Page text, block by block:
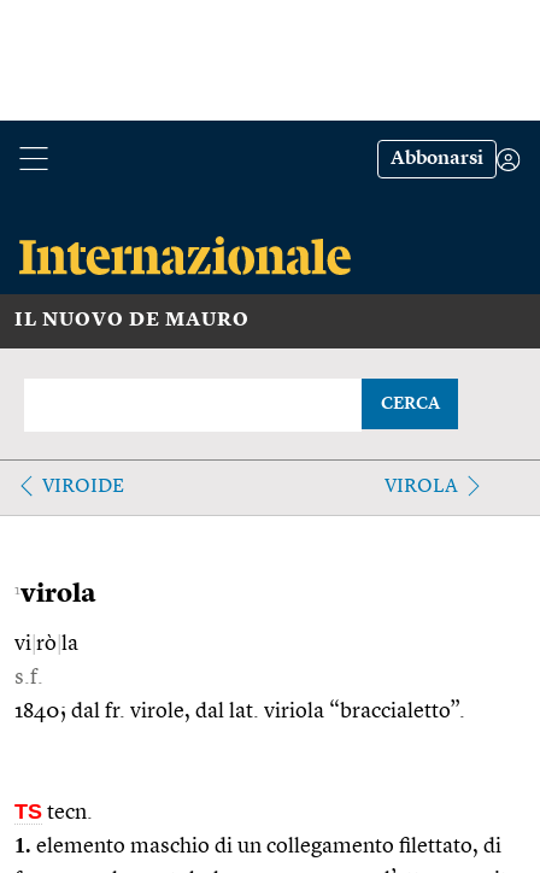
Abbonarsi
IL NUOVO DE MAURO
CERCA
VIROIDE VIROLA
1virola
vi rò la
s.f.
1840; dal fr. virole, dal lat. viriola “braccialetto”.
TS tecn.
1. elemento maschio di un collegamento filettato, di